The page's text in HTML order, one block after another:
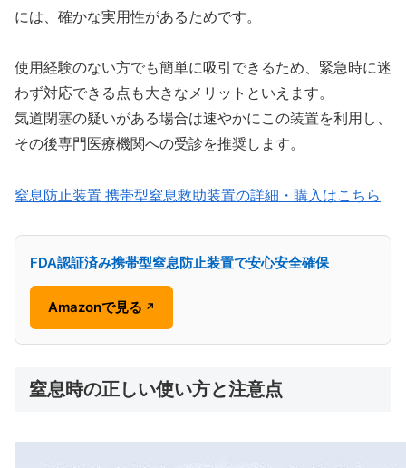
には、確かな実用性があるためです。
使用経験のない方でも簡単に吸引できるため、緊急時に迷
わず対応できる点も大きなメリットといえます。
気道閉塞の疑いがある場合は速やかにこの装置を利用し、
その後専門医療機関への受診を推奨します。
窒息防止装置 携帯型窒息救助装置の詳細・購入はこちら
FDA認証済み携帯型窒息防止装置で安心安全確保
Amazonで見る ↗
窒息時の正しい使い方と注意点